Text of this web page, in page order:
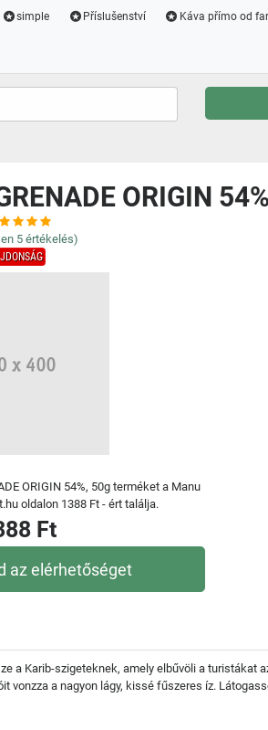
simple Příslušenství Káva přímo od
ORIGIN
5 értékelés)
ORIGIN 54%, 50g terméket a Manu
oldalon 1388 Ft - ért találja.
Ft
az elérhetőséget
a Karib-szigeteknek, amely elbűvöli a turistákat
a nagyon lágy, kissé fűszeres íz.